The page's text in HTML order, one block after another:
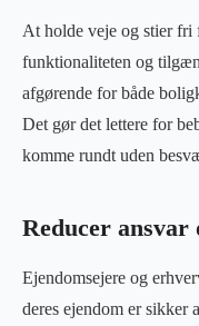
At holde veje og stier fri
funktionaliteten og
afgørende for både
Det gør det lettere for
komme rundt uden
Reducer ansvar
Ejendomsejere og
deres ejendom er sikker